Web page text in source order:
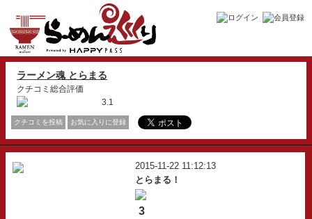
ラーメン魂 とらまる
クチコミ総合評価
3.1
クチコミを投稿 お気に入りに登録
2015-11-22 11:12:13
とらまる！
3